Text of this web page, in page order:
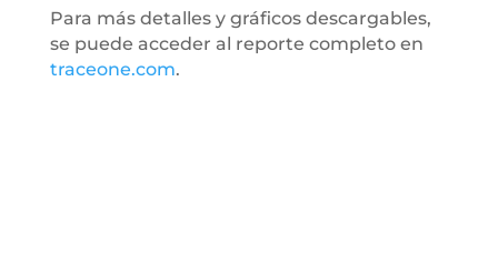
Para más detalles y gráficos descargables,
se puede acceder al reporte completo en
traceone.com.